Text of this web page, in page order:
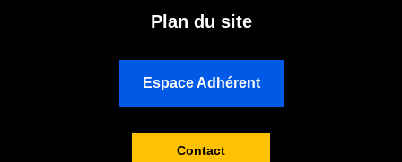
Plan du site
Espace Adhérent
Contact